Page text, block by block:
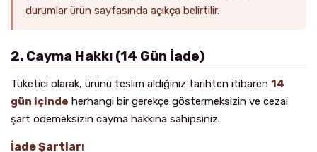
durumlar ürün sayfasında açıkça belirtilir.
2. Cayma Hakkı (14 Gün İade)
Tüketici olarak, ürünü teslim aldığınız tarihten itibaren 14
gün içinde herhangi bir gerekçe göstermeksizin ve cezai
şart ödemeksizin cayma hakkına sahipsiniz.
İade Şartları